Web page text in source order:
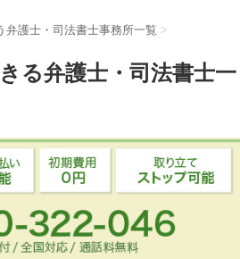
弁護士・司法書士事務所一覧 >
る弁護士・司法書士一